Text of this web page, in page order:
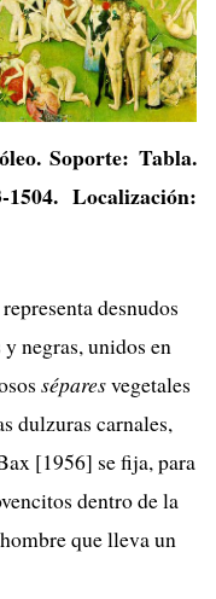
Soporte: Tabla.
Localización:
desnudos
negras, unidos en
séparesvegetales
dulzuras carnales,
[1956] se fija, para
dentro de la
que lleva un